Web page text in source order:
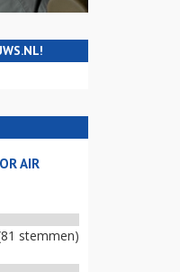
AIR
stemmen)